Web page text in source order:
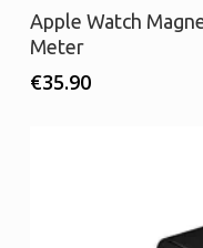
Apple Watch
Meter
€35.90